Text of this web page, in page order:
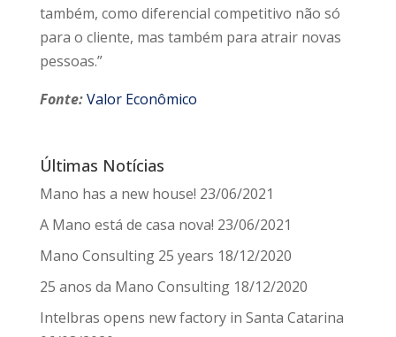
também, como diferencial competitivo não só
para o cliente, mas também para atrair novas
pessoas.”
Fonte:Valor Econômico
Últimas Notícias
Mano has a new house! 23/06/2021
A Mano está de casa nova! 23/06/2021
Mano Consulting 25 years 18/12/2020
25 anos da Mano Consulting 18/12/2020
Intelbras opens new factory in Santa Catarina